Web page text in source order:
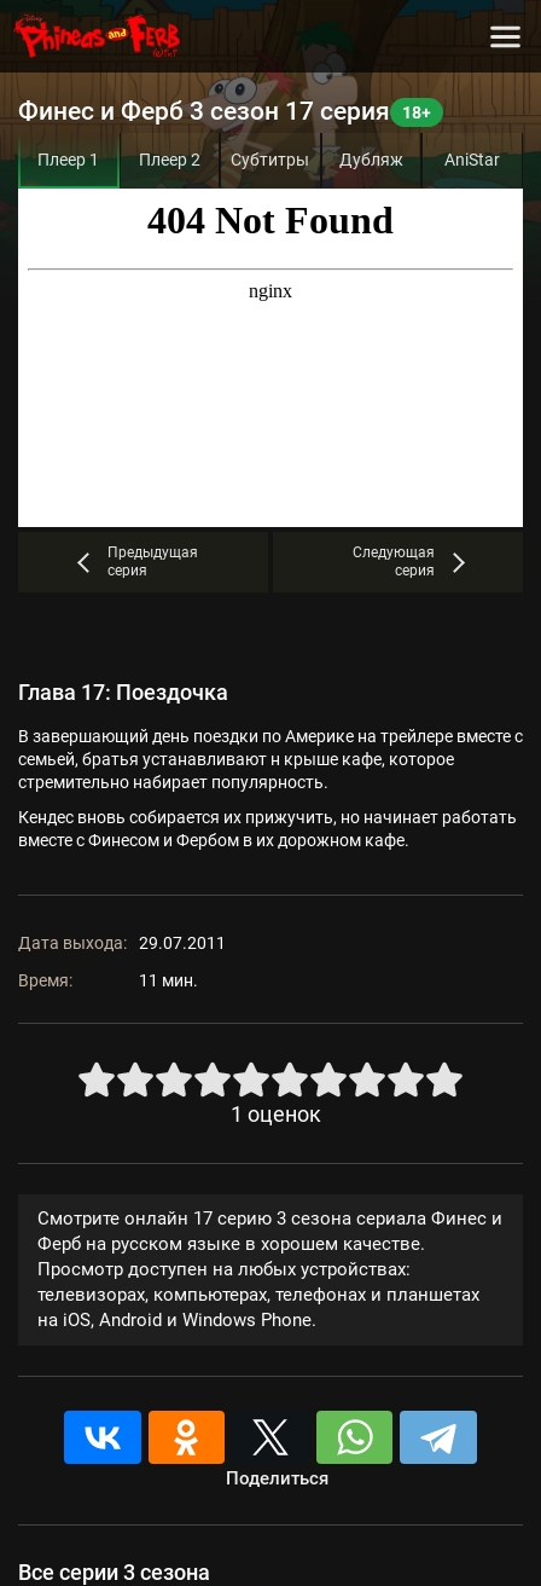
Финес и Ферб 3 сезон 17 серия
Плеер 1 Плеер 2 Субтитры Дубляж AniStar
Предыдущая
серия
Следующая
серия
Глава 17: Поездочка
В завершающий день поездки по Америке на трейлере вместе с
семьей, братья устанавливают н крыше кафе, которое
стремительно набирает популярность.
Кендес вновь собирается их прижучить, но начинает работать
вместе с Финесом и Фербом в их дорожном кафе.
Дата выхода:
29.07.2011
Время:
11 мин.
1 оценок
Смотрите онлайн 17 серию 3 сезона сериала Финес и
Ферб на русском языке в хорошем качестве.
Просмотр доступен на любых устройствах:
телевизорах, компьютерах, телефонах и планшетах
на iOS, Android и Windows Phone.
Поделиться
Все серии 3 сезона